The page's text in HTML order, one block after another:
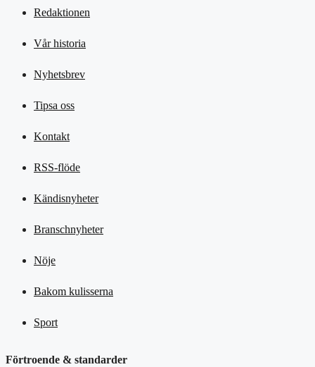
Redaktionen
Vår historia
Nyhetsbrev
Tipsa oss
Kontakt
RSS-flöde
Kändisnyheter
Branschnyheter
Nöje
Bakom kulisserna
Sport
Förtroende & standarder